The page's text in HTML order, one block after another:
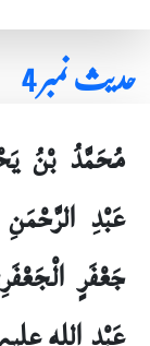
حدیث نمبر 4
مُحَمَّدُ بْنُ
عَبْدِ
جَعْفَرٍ